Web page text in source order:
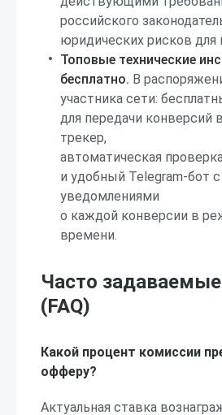
российского
юридических рисков для
Топовые технические
бесплатно. В
участника сети:
для передачи конверсий
трекер,
автоматическая
и удобный Telegram-бот
уведомлениями
о каждой конверсии в
времени.
Часто
(FAQ)
Какой процент комиссии
офферу?
Актуальная ставка